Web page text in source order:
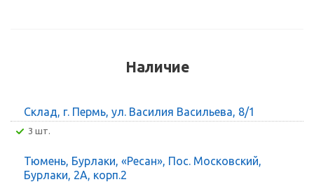
Наличие
Склад, г. Пермь, ул. Василия Васильева, 8/1
3 шт.
Тюмень, Бурлаки, «Ресан», Пос. Московский,
Бурлаки, 2А, корп.2